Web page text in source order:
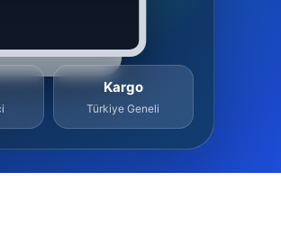
Kargo
Türkiye Geneli